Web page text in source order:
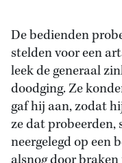
De bedienden
stelden voor een
leek de generaal
doodging. Ze
gaf hij aan, zodat
ze dat
neergelegd op een